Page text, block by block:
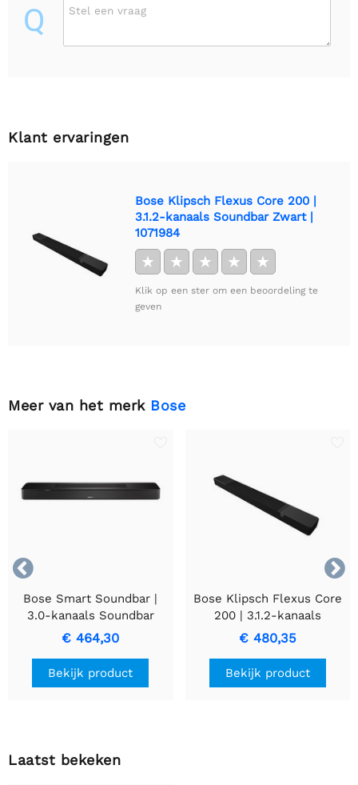
Q Stel een vraag
Klant ervaringen
Bose Klipsch Flexus Core 200 |
3.1.2-kanaals Soundbar Zwart |
1071984
★ ★ ★ ★ ★
Klik op een ster om een beoordeling te
geven
Meer van het merk Bose


Bose Smart Soundbar |
3.0-kanaals Soundbar
Zwart | 892079-2100
€ 464,30
Bekijk product
Bose Klipsch Flexus Core
200 | 3.1.2-kanaals
Soundbar Zwart | 1071984
€ 480,35
Bekijk product
Laatst bekeken